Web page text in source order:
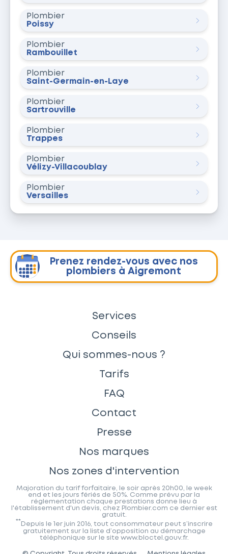
Plombier
Poissy
Plombier
Rambouillet
Plombier
Saint-Germain-en-Laye
Plombier
Sartrouville
Plombier
Trappes
Plombier
Vélizy-Villacoublay
Plombier
Versailles
Prenez rendez-vous avec nos
plombiers à Aigremont
Services
Conseils
Qui sommes-nous ?
Tarifs
FAQ
Contact
Presse
Nos marques
Nos zones d'intervention
Majoration du tarif forfaitaire, le soir après 20h00, le week
end et les jours fériés de 50%. Comme prévu par la
réglementation chaque prestations donne lieu à
l'établissement d'un devis, chez Plombier.com ce dernier est
gratuit.
** Depuis le 1er juin 2016, tout consommateur peut s’inscrire
gratuitement sur la liste d’opposition au démarchage
téléphonique sur le site www.bloctel.gouv.fr.